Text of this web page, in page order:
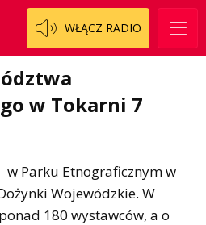
WŁĄCZ RADIO
w Tokarni 7
Parku Etnograficznym w
Wojewódzkie. W
180 wystawców, a o